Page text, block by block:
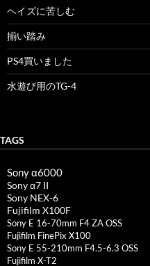
ヘイズに苦しむ
揃い踏み
PS4買いました
水遊び用のTG-4
TAGS
Sony α6000
Sony α7 II
Sony NEX-6
Fujifilm X100F
Sony E 16-70mm F4 ZA OSS
Fujifilm FinePix X100
Sony E 55-210mm F4.5-6.3 OSS
Fujifilm X-T2